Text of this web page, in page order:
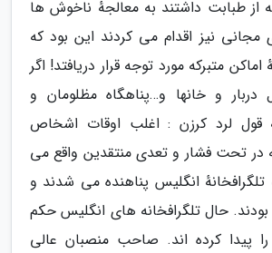
از طبابت داشتند به معالجهٔ ناخوش ها
مجانی نیز اقدام می کردند این بود که
اماکن متبرکه مورد توجه قرار دریافتد! اگر
و خانها و…پناهگاه مظلومان و
قول لرد کرزن : اغلب اوقات اشخاص
در تحت فشار و تعدی منتقدین واقع می
تلگرافخانهٔ انگلیس پناهنده می شدند و
حال تلگرافخانه های انگلیس حکم
پیدا کرده اند. صاحب منصبان عالی